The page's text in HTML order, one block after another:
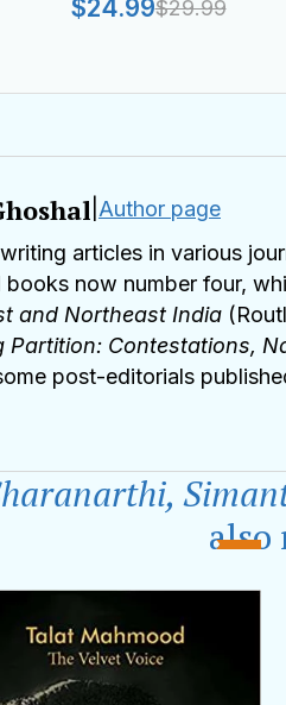
$24.99$29.99
Author page
articles in various
books now number four,
and Northeast India
Partition: Contestations,
post-editorials
Narrative of the
Refugeedom,co-
(Oxford University
Simanto
also